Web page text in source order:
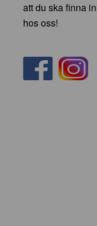
att du ska finna
hos oss!